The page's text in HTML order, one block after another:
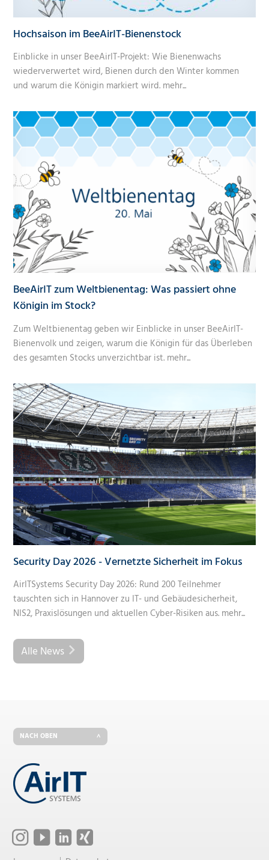
Hochsaison im BeeAirIT-Bienenstock
Einblicke in unser BeeAirIT-Projekt: Wie Bienenwachs
wiederverwertet wird, Bienen durch den Winter kommen
und warum die Königin markiert wird. mehr...
BeeAirIT zum Weltbienentag: Was passiert ohne
Königin im Stock?
Zum Weltbienentag geben wir Einblicke in unser BeeAirIT-
Bienenvolk und zeigen, warum die Königin für das Überleben
des gesamten Stocks unverzichtbar ist. mehr...
Security Day 2026 - Vernetzte Sicherheit im Fokus
AirITSystems Security Day 2026: Rund 200 Teilnehmer
tauschten sich in Hannover zu IT- und Gebäudesicherheit,
NIS2, Praxislösungen und aktuellen Cyber-Risiken aus. mehr...
Alle News
NACH OBEN